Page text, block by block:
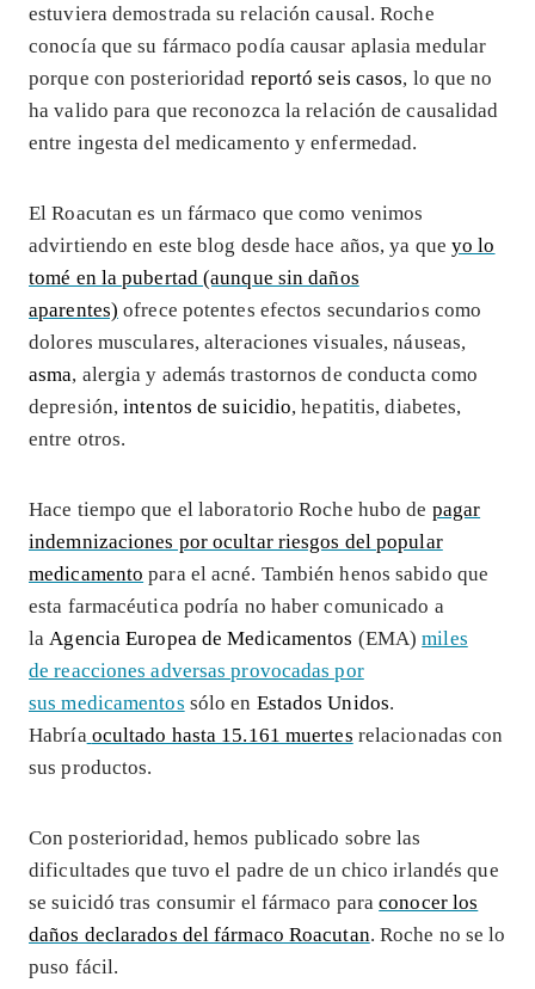
estuviera demostrada su relación causal. Roche
conocía que su fármaco podía causar aplasia medular
porque con posterioridad reportó seis casos, lo que no
ha valido para que reconozca la relación de causalidad
entre ingesta del medicamento y enfermedad.
El Roacutan es un fármaco que como venimos
advirtiendo en este blog desde hace años, ya que yo lo
tomé en la pubertad (aunque sin daños
aparentes) ofrece potentes efectos secundarios como
dolores musculares, alteraciones visuales, náuseas,
asma, alergia y además trastornos de conducta como
depresión,intentos de suicidio, hepatitis, diabetes,
entre otros.
Hace tiempo que el laboratorio Roche hubo de pagar
indemnizaciones por ocultar riesgos del popular
medicamento para el acné. También henos sabido que
esta farmacéutica podría no haber comunicado a
la Agencia Europea de Medicamentos (EMA)miles
de reacciones adversas provocadas por
sus medicamentos sólo en Estados Unidos.
Habría ocultado hasta 15.161 muertes relacionadas con
sus productos.
Con posterioridad, hemos publicado sobre las
dificultades que tuvo el padre de un chico irlandés que
se suicidó tras consumir el fármaco paraconocer los
daños declarados del fármaco Roacutan. Roche no se lo
puso fácil.